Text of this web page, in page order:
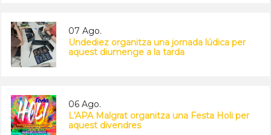
07 Ago.
Undediez organitza una jornada lúdica per
aquest diumenge a la tarda
06 Ago.
L'APA Malgrat organitza una Festa Holi per
aquest divendres